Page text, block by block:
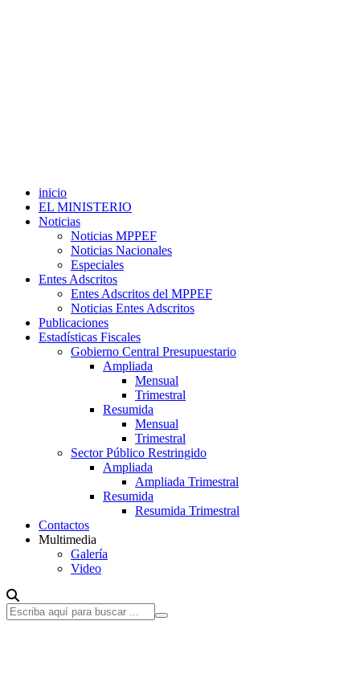
inicio
EL MINISTERIO
Noticias
Noticias MPPEF
Noticias Nacionales
Especiales
Entes Adscritos
Entes Adscritos del MPPEF
Noticias Entes Adscritos
Publicaciones
Estadísticas Fiscales
Gobierno Central Presupuestario
Ampliada
Mensual
Trimestral
Resumida
Mensual
Trimestral
Sector Público Restringido
Ampliada
Ampliada Trimestral
Resumida
Resumida Trimestral
Contactos
Multimedia
Galería
Video